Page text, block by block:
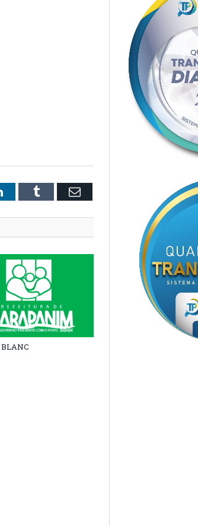
LinkedInTumblr Email